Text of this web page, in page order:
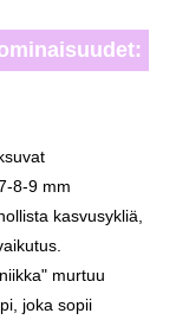
8-9 mm
kasvusykliä,
murtuu
joka sopii